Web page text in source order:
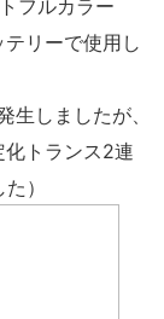
フルカラー
リーで使用し
生しましたが、
トランス2連
）